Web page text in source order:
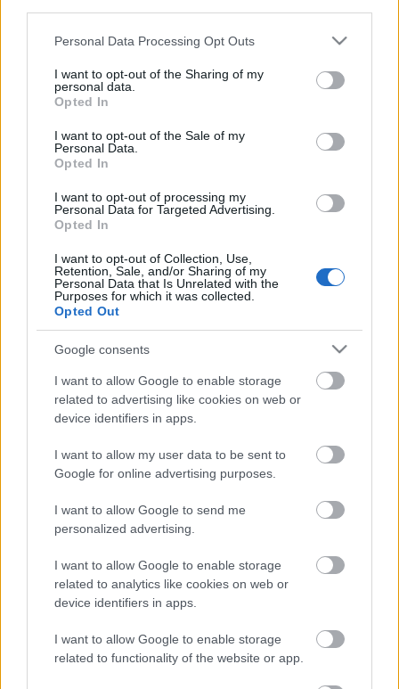
Please note that this website/app uses one or more Google
not limited to your visit or usage behaviour. You may click to
grant or deny consent to Google and its third-party tags to
use your data for below specified purposes in below Google
consent section.
Personal Data Processing Opt Outs
I want to opt-out of the Sharing of my
personal data.
Opted In
I want to opt-out of the Sale of my
Personal Data.
Opted In
I want to opt-out of processing my
Personal Data for Targeted Advertising.
Opted In
I want to opt-out of Collection, Use,
Retention, Sale, and/or Sharing of my
Personal Data that Is Unrelated with the
Purposes for which it was collected.
Opted Out
Google consents
I want to allow Google to enable storage
related to advertising like cookies on web or
device identifiers in apps.
I want to allow my user data to be sent to
Google for online advertising purposes.
I want to allow Google to send me
personalized advertising.
I want to allow Google to enable storage
related to analytics like cookies on web or
device identifiers in apps.
I want to allow Google to enable storage
related to functionality of the website or app.
SZÚNYOGINVÁZIÓ ELKERÜLÉSÉBEN
Országos hírek WWF vízgazdálkodás
évre elegendő erőforrásait
Helyi hírek
SZEPTEMBERIG ÉLVEZHETJÜK
LEGOLVASOTTABB
Pakson
Parfümöt és élelmiszert rejtett a
táskájába két lány Szekszárdon